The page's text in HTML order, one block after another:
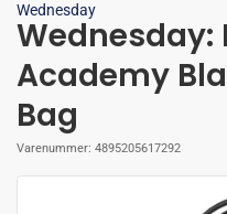
Wednesday
Wednesday:
Academy
Bag
Varenummer: 4895205617292